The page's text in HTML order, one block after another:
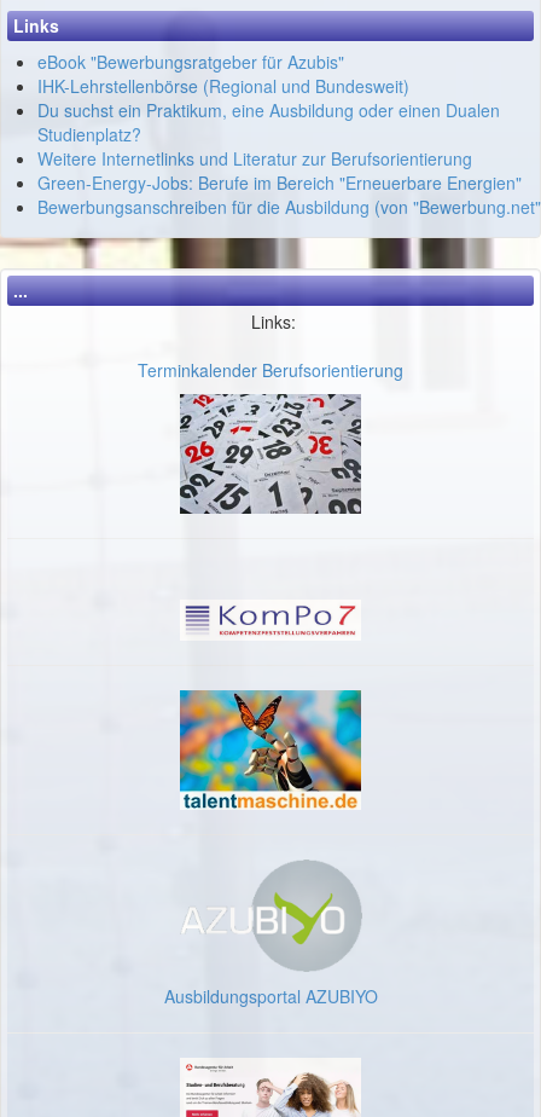
Links
eBook "Bewerbungsratgeber für Azubis"
IHK-Lehrstellenbörse (Regional und Bundesweit)
Du suchst ein Praktikum, eine Ausbildung oder einen Dualen
Studienplatz?
Weitere Internetlinks und Literatur zur Berufsorientierung
Green-Energy-Jobs: Berufe im Bereich "Erneuerbare Energien"
Bewerbungsanschreiben für die Ausbildung (von
...
Links:
Terminkalender Berufsorientierung
Ausbildungsportal AZUBIYO